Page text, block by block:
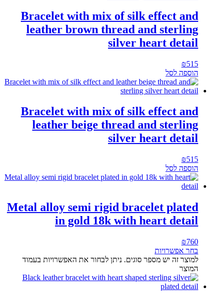
Bracelet with mix of silk effect and
leather brown thread and sterling
silver heart detail
₪515
הוספה לסל
Bracelet with mix of silk effect and
leather beige thread and sterling
silver heart detail
₪515
הוספה לסל
Metal alloy semi rigid bracelet plated
in gold 18k with heart detail
₪760
בחר אפשרויות
למוצר זה יש מספר סוגים. ניתן לבחור את האפשרויות בעמוד
המוצר